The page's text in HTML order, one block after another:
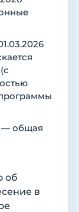
— общая
об
в